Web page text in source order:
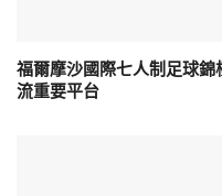
福爾摩沙國際七人制足球
流重要平台